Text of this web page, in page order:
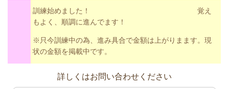
訓練始めました！ 覚え
もよく、順調に進んでます！
※只今訓練中の為、進み具合で金額は上がりまます。現
状の金額を掲載中です。
詳しくはお問い合わせください